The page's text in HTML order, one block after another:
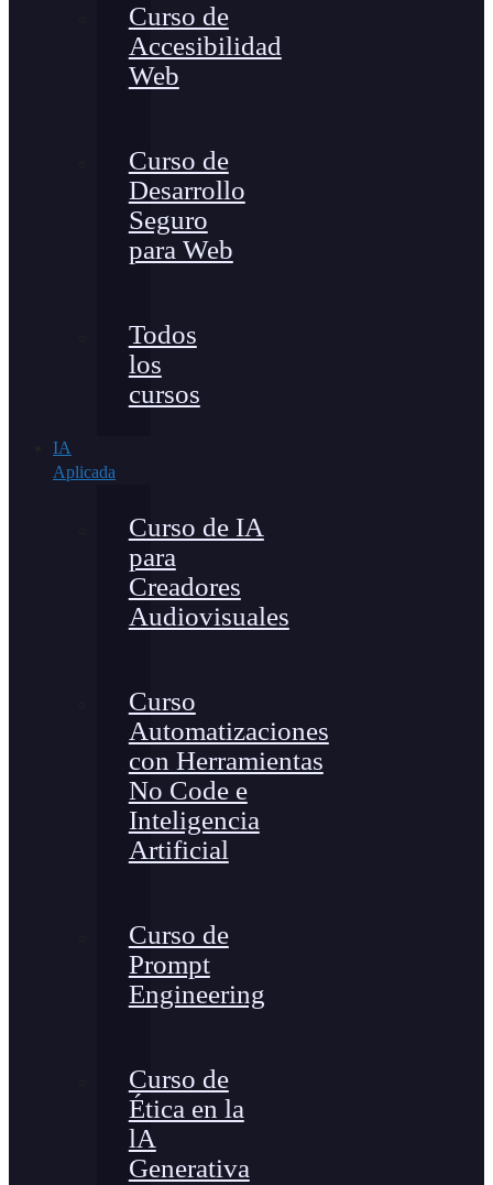
Curso de
Accesibilidad
Web
Curso de
Desarrollo
Seguro
para Web
Todos
los
cursos
IA
Aplicada
Curso de IA
para
Creadores
Audiovisuales
Curso
Automatizaciones
con Herramientas
No Code e
Inteligencia
Artificial
Curso de
Prompt
Engineering
Curso de
Ética en la
lA
Generativa